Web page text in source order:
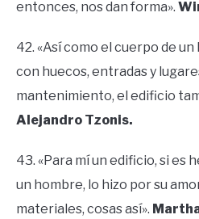
entonces, nos dan forma».
42. «Así como el cuerpo de
con huecos, entradas y
mantenimiento, el edificio
Alejandro Tzonis.
43. «Para mí un edificio, si es
un hombre, lo hizo por su
materiales, cosas así».